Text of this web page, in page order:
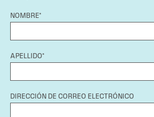
NOMBRE*
APELLIDO*
DIRECCIÓN DE CORREO ELECTRÓNICO